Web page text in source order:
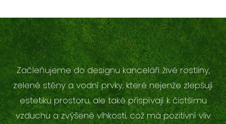
Začleňujeme do designu kanceláří živé rostliny,
zelené stěny a vodní prvky, které nejenže zlepšují
estetiku prostoru, ale také přispívají k čistšímu
vzduchu a zvýšené vlhkosti, což má pozitivní vliv